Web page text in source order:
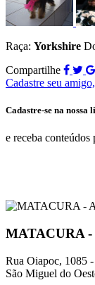
Raça: Yorkshire
Compartilhe
Cadastre seu
Cadastre-se na nossa
e receba
MATACURA -
Rua Oiapoc, 1085
São Miguel do